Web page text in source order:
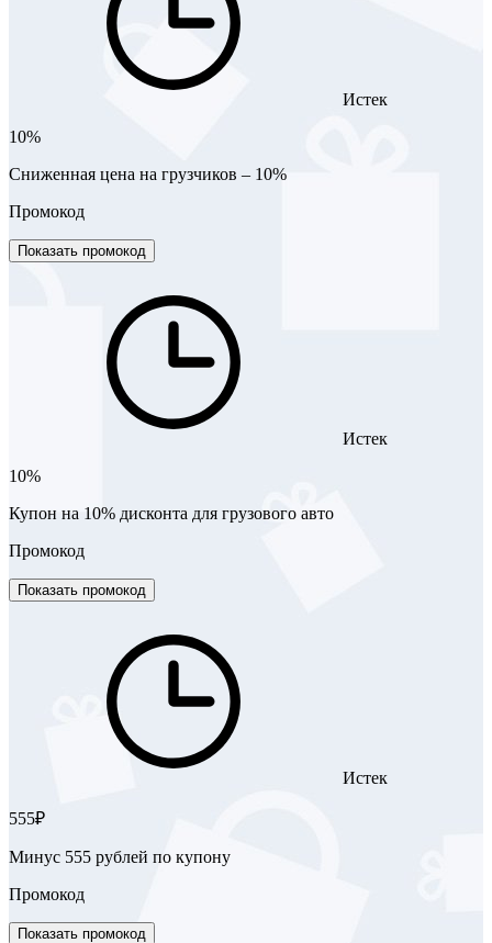
Истек
10%
Сниженная цена на грузчиков – 10%
Промокод
Показать промокод
Истек
10%
Купон на 10% дисконта для грузового авто
Промокод
Показать промокод
Истек
555₽
Минус 555 рублей по купону
Промокод
Показать промокод